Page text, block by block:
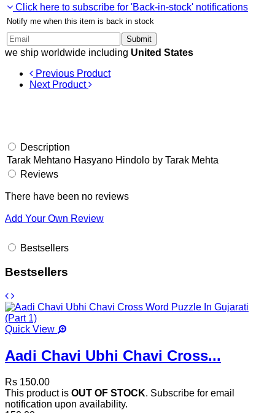
Click here to subscribe for 'Back-in-stock' notifications
Notify me when this item is back in stock
Submit
we ship worldwide including United States
Previous Product
Next Product
Description
Tarak Mehtano Hasyano Hindolo by Tarak Mehta
Reviews
There have been no reviews
Add Your Own Review
Bestsellers
Bestsellers
Quick View
Aadi Chavi Ubhi Chavi Cross...
Rs 150.00
This product is OUT OF STOCK. Subscribe for email
notification upon availability.